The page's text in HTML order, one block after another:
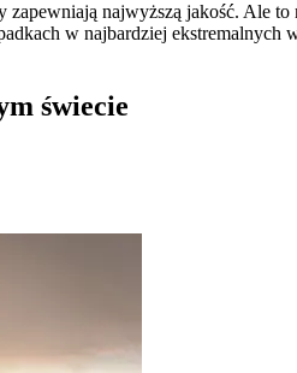
zapewniają najwyższą jakość. Ale
w najbardziej
świecie